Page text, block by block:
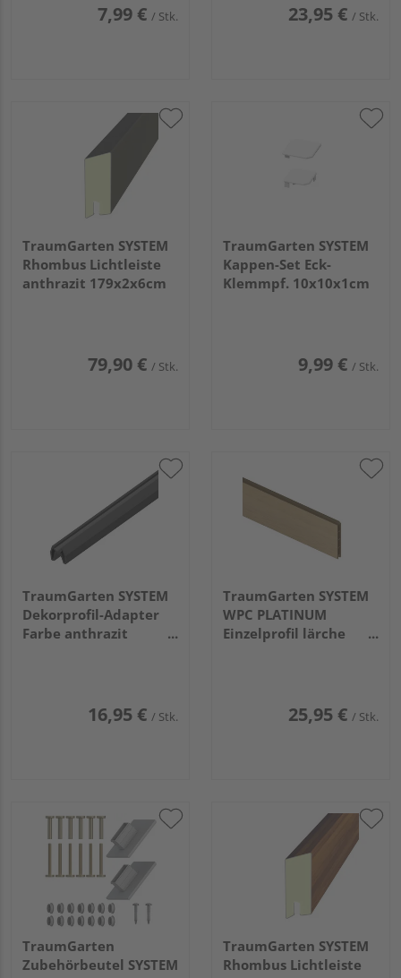
7,99 € / Stk. 23,95 € / Stk.
TraumGarten SYSTEM
Rhombus Lichtleiste
anthrazit 179x2x6cm
79,90 € / Stk.
TraumGarten SYSTEM
Kappen-Set Eck-
Klemmpf. 10x10x1cm
9,99 € / Stk.
TraumGarten SYSTEM
Dekorprofil-Adapter
Farbe anthrazit
16,95 € / Stk.
TraumGarten SYSTEM
WPC PLATINUM
Einzelprofil lärche
25,95 € / Stk.
TraumGarten
Zubehörbeutel SYSTEM
TraumGarten SYSTEM
Rhombus Lichtleiste